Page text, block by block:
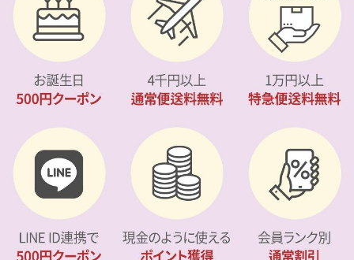
INSTAGRAM LINE